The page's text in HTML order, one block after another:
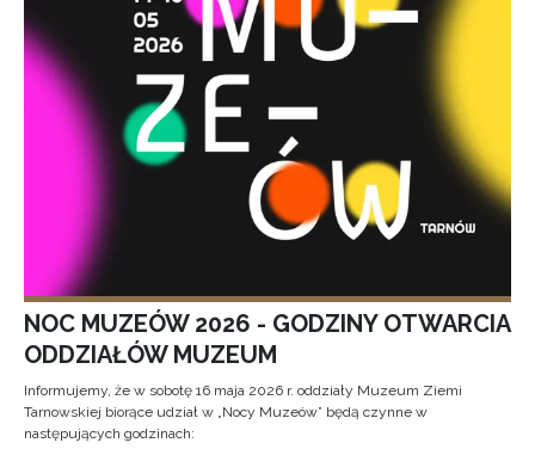
NOC MUZEÓW 2026 - GODZINY OTWARCIA
ODDZIAŁÓW MUZEUM
Informujemy, że w sobotę 16 maja 2026 r. oddziały Muzeum Ziemi
Tarnowskiej biorące udział w „Nocy Muzeów” będą czynne w
następujących godzinach: